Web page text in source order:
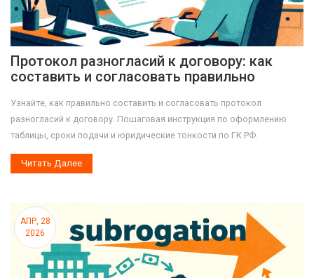
Протокол разногласий к договору: как
составить и согласовать правильно
Узнайте, как правильно составить и согласовать протокол
разногласий к договору. Пошаговая инструкция по оформлению
таблицы, сроки подачи и юридические тонкости по ГК РФ.
Читать Далее
АПР, 28
2026